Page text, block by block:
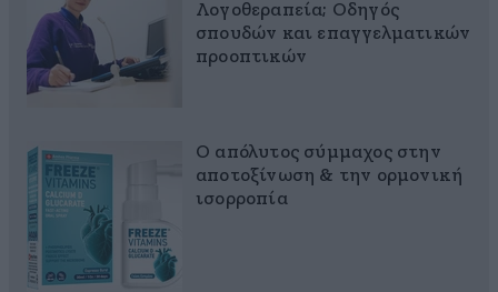
Λογοθεραπεία; Οδηγός
σπουδών και επαγγελματικών
προοπτικών
Ο απόλυτος σύμμαχος στην
αποτοξίνωση & την ορμονική
ισορροπία